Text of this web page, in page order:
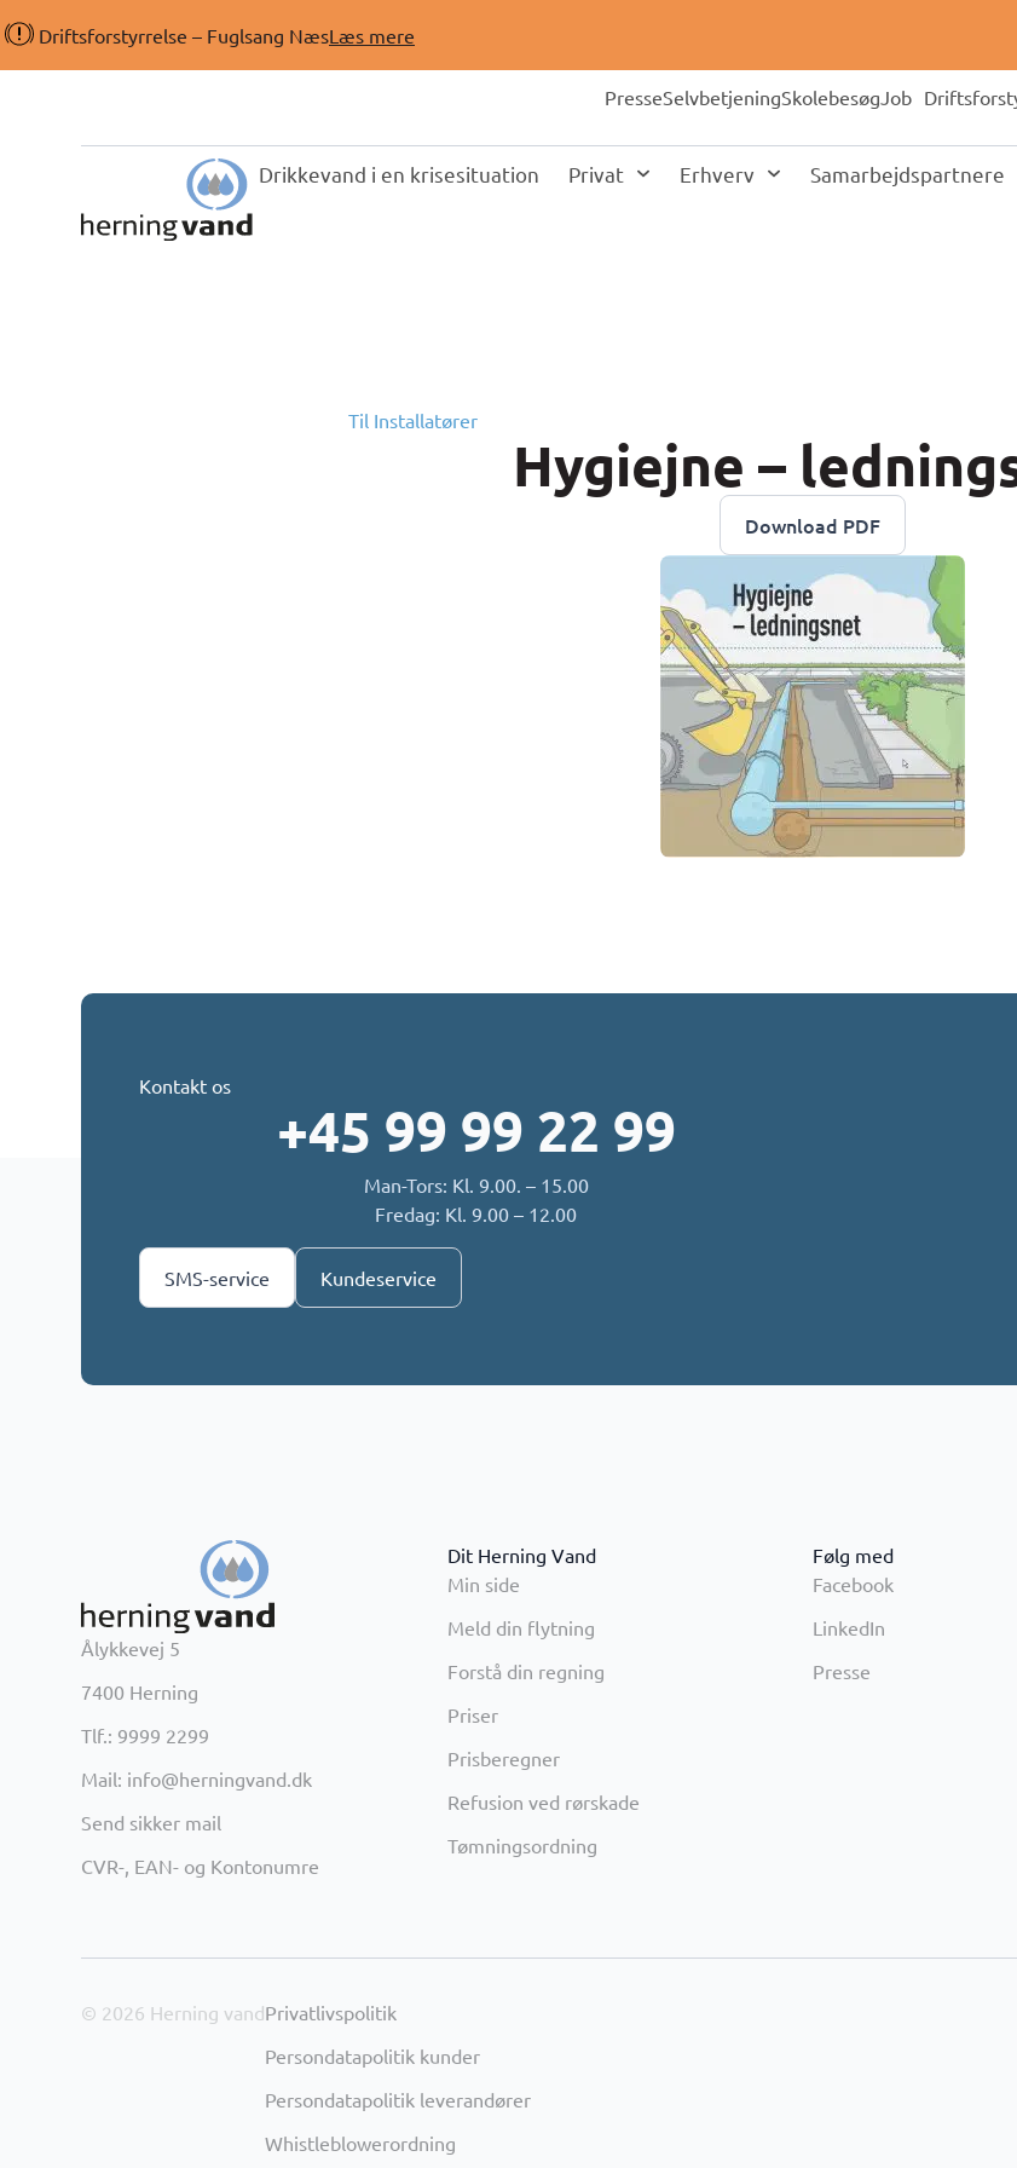
Driftsforstyrrelse – Fuglsang NæsLæs mere
PresseSelvbetjeningSkolebesøgJob
Drikkevand i en krisesituation Privat Erhverv Samarbejdspartnere
Til Installatører
Hygiejne –
Download PDF
Kontakt os
+45 99 99 22 99
Man-Tors: Kl. 9.00. – 15.00
Fredag: Kl. 9.00 – 12.00
SMS-service Kundeservice
Ålykkevej 5
7400 Herning
Tlf.: 9999 2299
Mail: info@herningvand.dk
Send sikker mail
CVR-, EAN- og Kontonumre
Dit Herning Vand
Min side
Meld din flytning
Forstå din regning
Priser
Prisberegner
Refusion ved rørskade
Tømningsordning
Følg med
Facebook
LinkedIn
Presse
© 2026 Herning vandPrivatlivspolitik
Persondatapolitik kunder
Persondatapolitik leverandører
Whistleblowerordning